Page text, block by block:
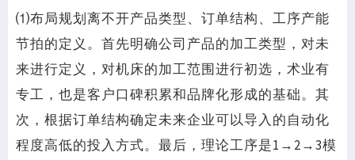
⑴布局规划离不开产品类型、订单结构、工序产能
节拍的定义。首先明确公司产品的加工类型，对未
来进行定义，对机床的加工范围进行初选，术业有
专工，也是客户口碑积累和品牌化形成的基础。其
次，根据订单结构确定未来企业可以导入的自动化
程度高低的投入方式。最后，理论工序是1→2→3模